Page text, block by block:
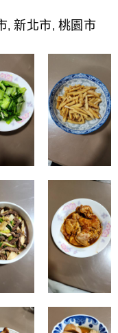
, 新北市, 桃園市